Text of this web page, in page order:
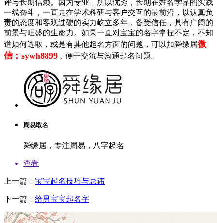
评与长期信赖。因为专业，所以优秀，长期在姓名学界的实践
一线奋斗，一直走在学术科研与客户交互的最前沿，以认真负
责的态度和客观过硬的实力屹立多年，备受信任，具有广阔的
前景与旺盛的生命力。如果一直对宝宝的名字拿捏不定，不知
道如何选取，或是有其他起名方面的问题，可以加舜缘居微
信：sywh8899 ，便于交流与沟通起名问题。
周易取名
舜缘居，专注周易，八字起名
查看
上一篇： 宝宝起名技巧与忌讳
下一篇： 给男宝宝起名字